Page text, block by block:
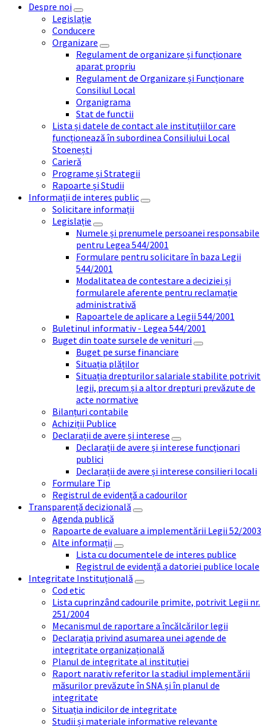
Despre noi
Legislație
Conducere
Organizare
Regulament de organizare și funcționare
aparat propriu
Regulament de Organizare și Funcționare
Consiliul Local
Organigrama
Stat de functii
Lista și datele de contact ale instituțiilor care
funcționează în subordinea Consiliului Local
Stoenești
Carieră
Programe și Strategii
Rapoarte și Studii
Informații de interes public
Solicitare informații
Legislație
Numele și prenumele persoanei responsabile
pentru Legea 544/2001
Formulare pentru solicitare în baza Legii
544/2001
Modalitatea de contestare a deciziei și
formularele aferente pentru reclamație
administrativă
Rapoartele de aplicare a Legii 544/2001
Buletinul informativ - Legea 544/2001
Buget din toate sursele de venituri
Buget pe surse financiare
Situația plăților
Situația drepturilor salariale stabilite potrivit
legii, precum și a altor drepturi prevăzute de
acte normative
Bilanțuri contabile
Achiziții Publice
Declarații de avere și interese
Declarații de avere și interese funcționari
publici
Declarații de avere și interese consilieri locali
Formulare Tip
Registrul de evidență a cadourilor
Transparență decizională
Agenda publică
Rapoarte de evaluare a implementării Legii 52/2003
Alte informații
Lista cu documentele de interes publice
Registrul de evidență a datoriei publice locale
Integritate Instituțională
Cod etic
Lista cuprinzând cadourile primite, potrivit Legii nr.
251/2004
Mecanismul de raportare a încălcărilor legii
Declarația privind asumarea unei agende de
integritate organizațională
Planul de integritate al instituției
Raport narativ referitor la stadiul implementării
măsurilor prevăzute în SNA și în planul de
integritate
Situația indicilor de integritate
Studii și materiale informative relevante